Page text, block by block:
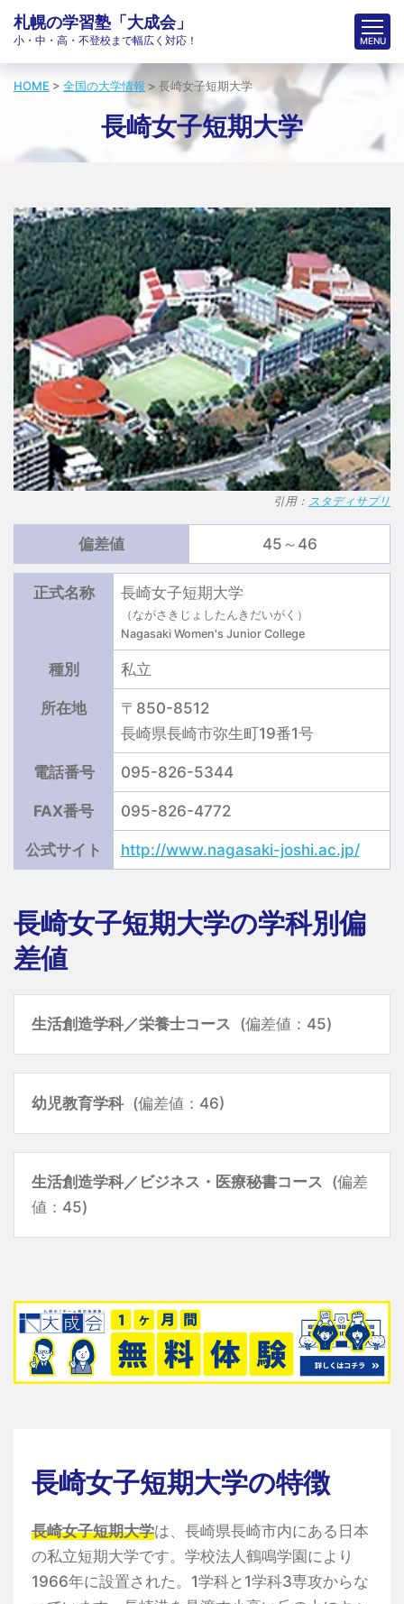
札幌の学習塾「大成会」
小・中・高・不登校まで幅広く対応！
HOME > 全国の大学情報 > 長崎女子短期大学
長崎女子短期大学
引用： スタディサプリ
偏差値 45～46
正式名称 長崎女子短期大学
（ながさきじょしたんきだいがく）
Nagasaki Women's Junior College
種別 私立
所在地
〒850-8512
長崎県長崎市弥生町19番1号
電話番号 095-826-5344
FAX番号 095-826-4772
公式サイト http://www.nagasaki-joshi.ac.jp/
長崎女子短期大学の学科別偏
差値
生活創造学科／栄養士コース (偏差値：45)
幼児教育学科 (偏差値：46)
生活創造学科／ビジネス・医療秘書コース (偏差
値：45)
長崎女子短期大学の特徴
長崎女子短期大学は、長崎県長崎市内にある日本
の私立短期大学です。学校法人鶴鳴学園により
1966年に設置された。1学科と1学科3専攻からな